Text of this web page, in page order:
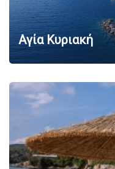
Αγία Κυριακή